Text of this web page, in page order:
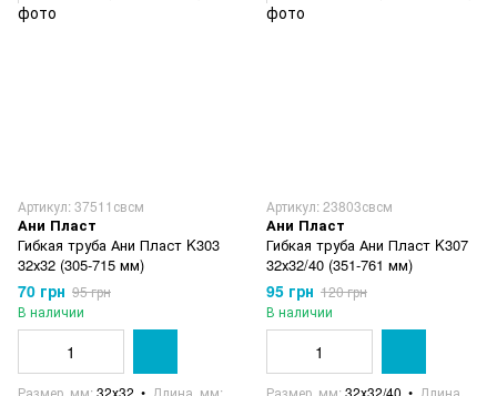
Артикул: 37511свсм
Ани Пласт
Гибкая труба Ани Пласт K303
32х32 (305-715 мм)
70 грн 95 грн
В наличии
Артикул: 23803свсм
Ани Пласт
Гибкая труба Ани Пласт K307
32х32/40 (351-761 мм)
95 грн 120 грн
В наличии